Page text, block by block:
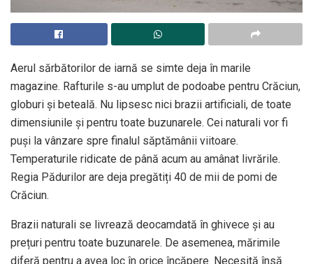
Aerul sărbătorilor de iarnă se simte deja în marile
magazine. Rafturile s-au umplut de podoabe pentru Crăciun,
globuri și beteală. Nu lipsesc nici brazii artificiali, de toate
dimensiunile și pentru toate buzunarele. Cei naturali vor fi
puși la vânzare spre finalul săptămânii viitoare.
Temperaturile ridicate de până acum au amânat livrările.
Regia Pădurilor are deja pregătiți 40 de mii de pomi de
Crăciun.
Brazii naturali se livrează deocamdată în ghivece și au
prețuri pentru toate buzunarele. De asemenea, mărimile
diferă pentru a avea loc în orice încăpere. Necesită însă